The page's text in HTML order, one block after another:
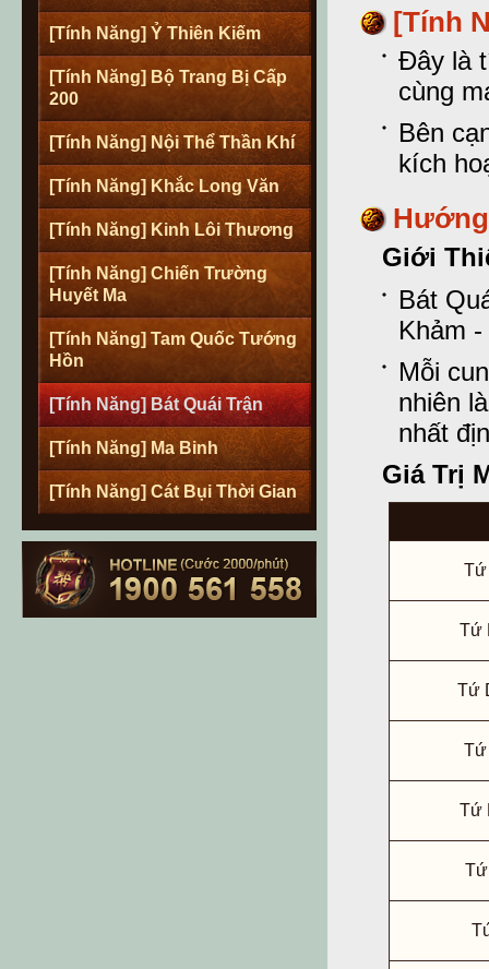
[Tính Năng] Ỷ Thiên Kiếm
[Tính Năng] Bộ Trang Bị Cấp
200
[Tính Năng] Nội Thể Thần Khí
[Tính Năng] Khắc Long Văn
[Tính Năng] Kinh Lôi Thương
[Tính Năng] Chiến Trường
Huyết Ma
[Tính Năng] Tam Quốc Tướng
Hồn
[Tính Năng] Bát Quái Trận
[Tính Năng] Ma Binh
[Tính Năng] Cát Bụi Thời Gian
[Tính
Đây là
cùng
Bên
kích
Giới
Bát
Khảm
Mỗi
nhiên
nhất
Giá Trị
Tứ
Tứ
Tứ
Tứ
Tứ